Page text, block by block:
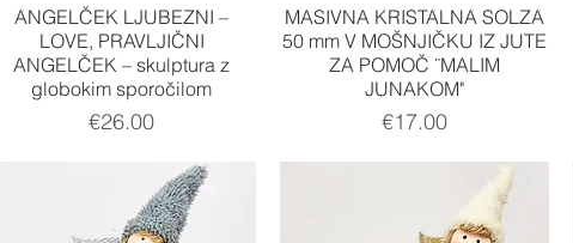
Quick View
ANGELČEK LJUBEZNI –
LOVE, PRAVLJIČNI
ANGELČEK – skulptura z
globokim sporočilom
Price
€26.00
Quick View
MASIVNA KRISTALNA SOLZA
50 mm V MOŠNJIČKU IZ JUTE
ZA POMOČ ¨MALIM
JUNAKOM"
Price
€17.00